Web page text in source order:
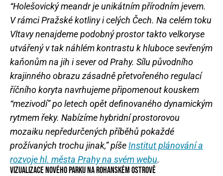
“Holešovický meandr je unikátním přírodním jevem.
V rámci Pražské kotliny i celých Čech. Na celém toku
Vltavy nenajdeme podobný prostor takto velkoryse
utvářený v tak náhlém kontrastu k hluboce sevřeným
kaňonům na jih i sever od Prahy. Sílu původního
krajinného obrazu zásadně přetvořeného regulací
říčního koryta navrhujeme připomenout kouskem
“mezivodí” po letech opět definovaného dynamickým
rytmem řeky. Nabízíme hybridní prostorovou
mozaiku nepředurčených příběhů pokaždé
prožívaných trochu jinak,” píšeInstitut plánování a
rozvoje hl. města Prahy na svém webu.
VIZUALIZACE NOVÉHO PARKU NA ROHANSKÉM OSTROVĚ